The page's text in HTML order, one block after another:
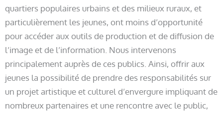
quartiers populaires urbains et des milieux ruraux, et
particulièrement les jeunes, ont moins d’opportunité
pour accéder aux outils de production et de diffusion de
l’image et de l’information. Nous intervenons
principalement auprès de ces publics. Ainsi, offrir aux
jeunes la possibilité de prendre des responsabilités sur
un projet artistique et culturel d’envergure impliquant de
nombreux partenaires et une rencontre avec le public,